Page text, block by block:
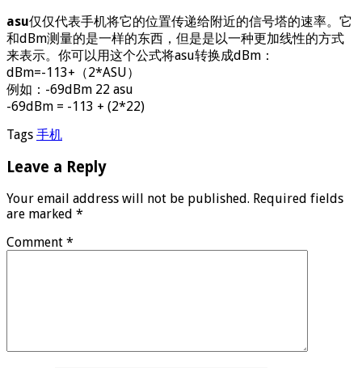
asu仅仅代表手机将它的位置传递给附近的信号塔的速率。它
和dBm测量的是一样的东西，但是是以一种更加线性的方式
来表示。你可以用这个公式将asu转换成dBm：
dBm=-113+（2*ASU）
例如：-69dBm 22 asu
-69dBm = -113 + (2*22)
Tags 手机
Leave a Reply
Your email address will not be published. Required fields
are marked *
Comment *